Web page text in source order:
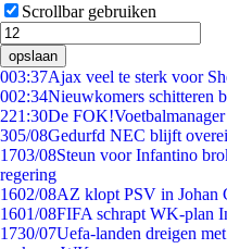
Scrollbar gebruiken
opslaan
003:37Ajax veel te sterk voor
002:34Nieuwkomers schitteren
221:30De
305/08Gedurfd NEC blijft
1703/08Steun voor Infantino
regering
1602/08AZ klopt PSV in Johan
1601/08FIFA schrapt WK-plan
1730/07Uefa-landen dreigen